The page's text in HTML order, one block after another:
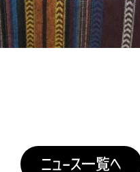
ニュース一覧へ